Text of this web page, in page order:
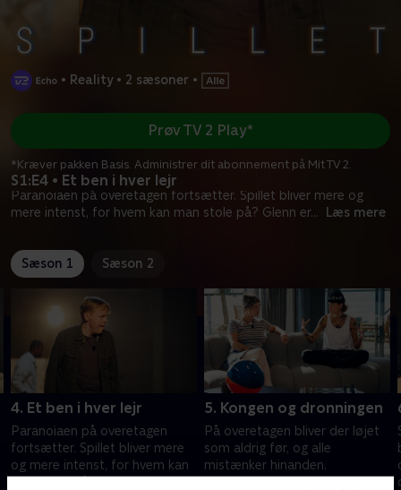
• Reality • 2 sæsoner •
S1:E4 • Et ben i hver lejr
Paranoiaen på overetagen fortsætter. Spillet bliver mere og
mere intenst, for hvem kan man stole på? Glenn er... Læs mere
Prøv TV 2 Play*
*Kræver pakken Basis. Administrer dit abonnement på Mit TV 2.
Sæson 1 Sæson 2
4. Et ben i hver lejr
Paranoiaen på overetagen
fortsætter. Spillet bliver mere
og mere intenst, for hvem kan
5. Kongen og dronningen
På overetagen bliver der løjet
som aldrig før, og alle
mistænker hinanden.